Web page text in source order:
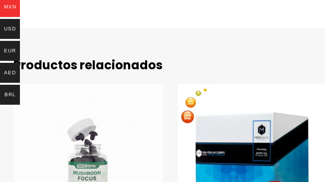
Productos relacionados
MXN
USD
EUR
AED
BRL